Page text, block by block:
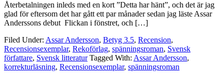
Återbetalningen inleds med en kort ”Detta har hänt”, och det är jag
glad för eftersom det har gått ett par månader sedan jag läste Assar
Anderssons debut Flickan i fönstret, och […]
Filed Under: Assar Andersson, Betyg 3.5, Recension,
Recensionsexemplar, Rekoförlag, spänningsroman, Svensk
författare, Svensk litteratur Tagged With: Assar Andersson,
korrekturläsning, Recensionsexemplar, spänningsroman